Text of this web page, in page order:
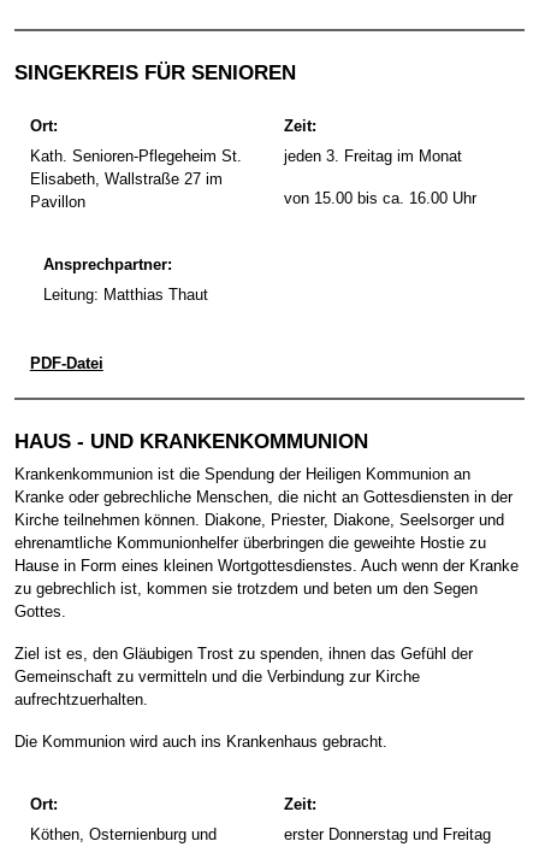
SINGEKREIS FÜR SENIOREN
Ort:
Kath. Senioren-Pflegeheim St.
Elisabeth, Wallstraße 27 im
Pavillon
Zeit:
jeden 3. Freitag im Monat
von 15.00 bis ca. 16.00 Uhr
Ansprechpartner:
Leitung: Matthias Thaut
PDF-Datei
HAUS - UND KRANKENKOMMUNION
Krankenkommunion ist die Spendung der Heiligen Kommunion an
Kranke oder gebrechliche Menschen, die nicht an Gottesdiensten in der
Kirche teilnehmen können. Diakone, Priester, Diakone, Seelsorger und
ehrenamtliche Kommunionhelfer überbringen die geweihte Hostie zu
Hause in Form eines kleinen Wortgottesdienstes. Auch wenn der Kranke
zu gebrechlich ist, kommen sie trotzdem und beten um den Segen
Gottes.
Ziel ist es, den Gläubigen Trost zu spenden, ihnen das Gefühl der
Gemeinschaft zu vermitteln und die Verbindung zur Kirche
aufrechtzuerhalten.
Die Kommunion wird auch ins Krankenhaus gebracht.
Ort:
Köthen, Osternienburg und
Zeit:
erster Donnerstag und Freitag